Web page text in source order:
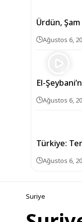
Ürdün, Şam
Ağustos 6,
El-
Ağustos 6,
Türkiye:
Ağustos 6,
Suriye